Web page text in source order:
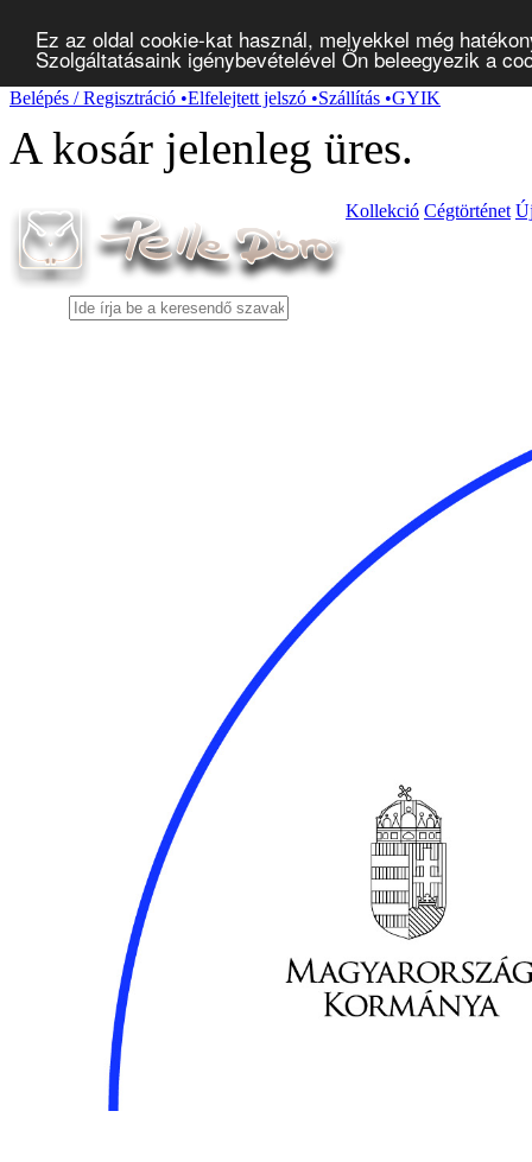
Ez az oldal cookie-kat használ, melyekkel még
Szolgáltatásaink igénybevételével Ön beleegyezik a
Belépés / Regisztráció •Elfelejtett jelszó •Szállítás •GYIK
A kosár jelenleg üres.
Kollekció Cégtörténet